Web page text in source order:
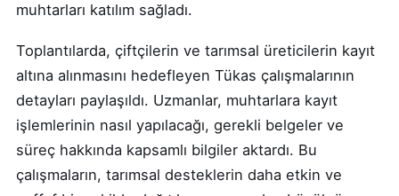
muhtarları katılım sağladı.
Toplantılarda, çiftçilerin ve tarımsal üreticilerin kayıt
altına alınmasını hedefleyen Tükas çalışmalarının
detayları paylaşıldı. Uzmanlar, muhtarlara kayıt
işlemlerinin nasıl yapılacağı, gerekli belgeler ve
süreç hakkında kapsamlı bilgiler aktardı. Bu
çalışmaların, tarımsal desteklerin daha etkin ve